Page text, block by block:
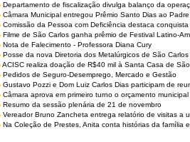
Departamento de fiscalização divulga balanço da
Câmara Municipal entregou Prêmio Santo Dias ao
Comissão da Pessoa com Deficiência destaca
Filme de São Carlos ganha prêmio de Festival Latino-
Nota de Falecimento - Professora Diana Cury
Posse da nova Diretoria dos Metalúrgicos de São
ACISC realiza doação de R$40 mil à Santa Casa de
Pedidos de Seguro-Desemprego, Mercado e Gestão
Gustavo Pozzi e Dom Luiz Carlos Dias participam de
Câmara aprova em primeiro turno o orçamento
Resumo da sessão plenária de 21 de novembro
Vereador Bruno Zancheta entrega relatório de visitas a
Na Coleção de Prestes, Anita conta histórias da família